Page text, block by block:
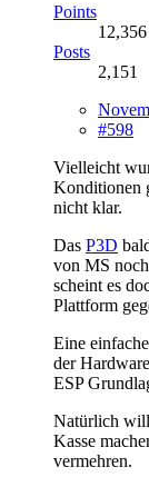
Points
12,356
Posts
2,151
#598
Vielleicht
Konditionen
nicht klar.
Das P3D
von MS
scheint es
Plattform
Eine
der
ESP
Natürlich
Kasse
vermehren.